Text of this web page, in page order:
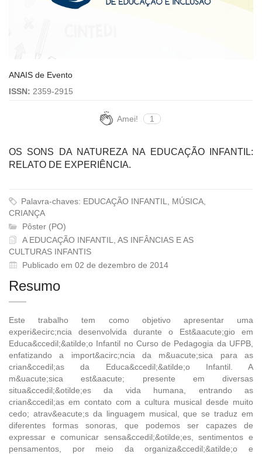
ANAIS de Evento
ISSN: 2359-2915
Amei! 1
OS SONS DA NATUREZA NA EDUCAÇÃO INFANTIL:
RELATO DE EXPERIÊNCIA.
Palavra-chaves: EDUCAÇÃO INFANTIL, MÚSICA,
CRIANÇA
Pôster (PO)
A EDUCAÇÃO INFANTIL, AS INFÂNCIAS E AS
CULTURAS INFANTIS
Publicado em 02 de dezembro de 2014
Resumo
Este trabalho tem como objetivo apresentar uma
experi&ecirc;ncia desenvolvida durante o Est&aacute;gio em
Educa&ccedil;&atilde;o Infantil no Curso de Pedagogia da UFPB,
enfatizando a import&acirc;ncia da m&uacute;sica para as
crian&ccedil;as da Educa&ccedil;&atilde;o Infantil. A
m&uacute;sica est&aacute; presente em diversas
situa&ccedil;&otilde;es da vida humana, entrando as
crian&ccedil;as em contato com a cultura musical desde muito
cedo; atrav&eacute;s da linguagem musical, que se traduz em
diferentes formas sonoras, que podemos ser capazes de
expressar e comunicar sensa&ccedil;&otilde;es, sentimentos e
pensamentos, por meio da organiza&ccedil;&atilde;o e